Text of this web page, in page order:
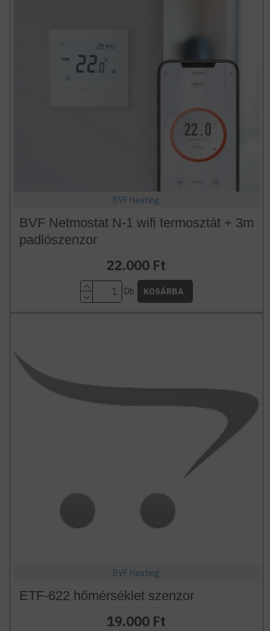
BVF Heating
BVF Netmostat N-1 wifi termosztát + 3m
padlószenzor
22.000 Ft
Db KOSÁRBA
BVF Heating
ETF-622 hőmérséklet szenzor
19.000 Ft